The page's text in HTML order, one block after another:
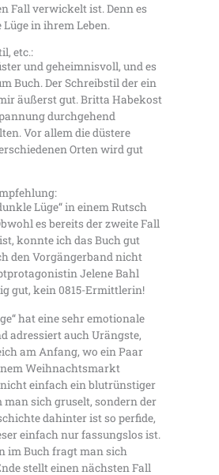
Fall verwickelt ist. Denn es
in ihrem Leben.
etc.:
und geheimnisvoll, und es
Buch. Der Schreibstil der ein
äußerst gut. Britta Habekost
durchgehend
Vor allem die düstere
Orten wird gut
Lüge“ in einem Rutsch
es bereits der zweite Fall
konnte ich das Buch gut
den Vorgängerband nicht
Jelene Bahl
gut, kein 0815-Ermittlerin!
hat eine sehr emotionale
adressiert auch Urängste,
am Anfang, wo ein Paar
Weihnachtsmarkt
nicht einfach ein blutrünstiger
man sich gruselt, sondern der
dahinter ist so perfide,
einfach nur fassungslos ist.
im Buch fragt man sich
stellt einen nächsten Fall